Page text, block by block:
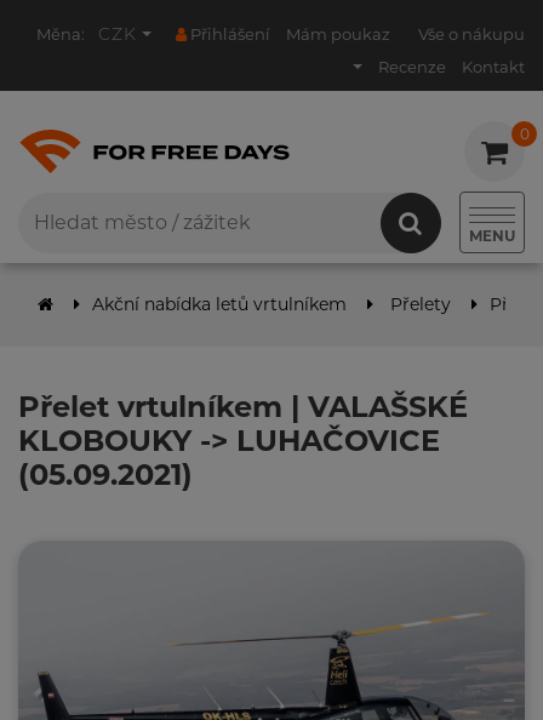
Měna: CZK Přihlášení Mám poukaz
Vše o nákupu
Recenze
Kontakt
0
0
MENU
Akční nabídka letů vrtulníkem Přelety Přelet
Přelet vrtulníkem | VALAŠSKÉ
KLOBOUKY -> LUHAČOVICE
(05.09.2021)